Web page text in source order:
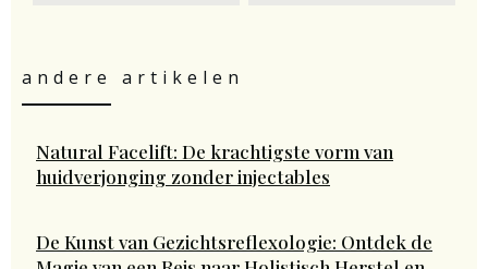
andere artikelen
Natural Facelift: De krachtigste vorm van
huidverjonging zonder injectables
De Kunst van Gezichtsreflexologie: Ontdek de